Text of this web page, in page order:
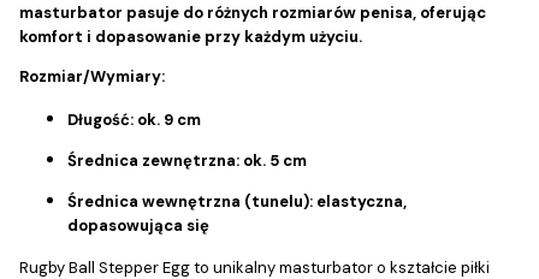
masturbator pasuje do różnych rozmiarów penisa, oferując
komfort i dopasowanie przy każdym użyciu.
Rozmiar/Wymiary:
Długość: ok. 9 cm
Średnica zewnętrzna: ok. 5 cm
Średnica wewnętrzna (tunelu): elastyczna,
dopasowująca się
Rugby Ball Stepper Egg to unikalny masturbator o kształcie piłki